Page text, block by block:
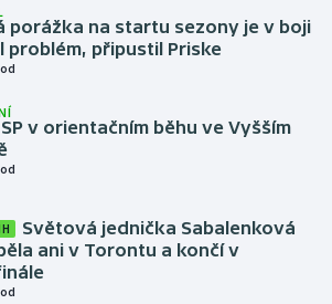
porážka na startu sezony je v boji
problém, připustil Priske
SP v orientačním běhu ve Vyšším
Světová jednička Sabalenková
ani v Torontu a končí v